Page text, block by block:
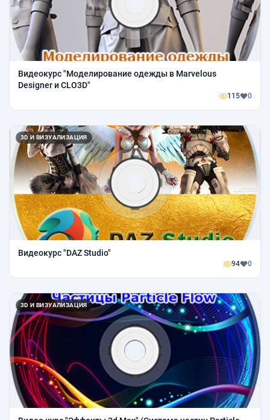
Видеокурс "Моделирование одежды в Marvelous
Designer и CLO3D"
115 0
3D И ВИЗУАЛИЗАЦИЯ
Видеокурс "DAZ Studio"
94 0
3D И ВИЗУАЛИЗАЦИЯ